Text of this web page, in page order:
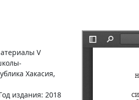
V
Хакасия,
издания: 2018